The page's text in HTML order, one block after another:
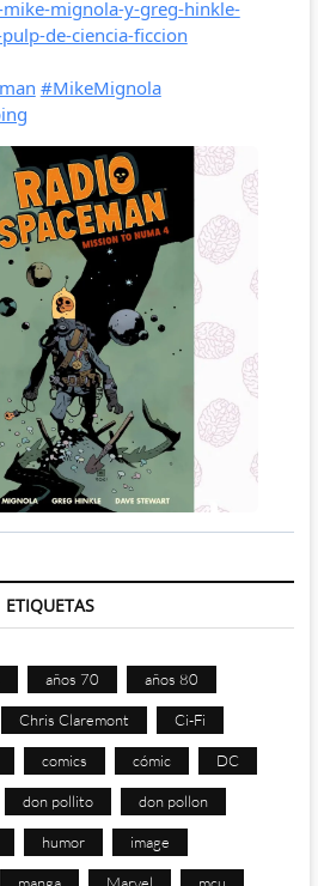
ETIQUETAS
años 70 años 80
Chris Claremont Ci-Fi
comics cómic DC
don pollito don pollon
humor image